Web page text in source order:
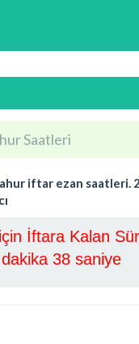
Saatleri
iftar ezan
İftara Kalan
37 saniye